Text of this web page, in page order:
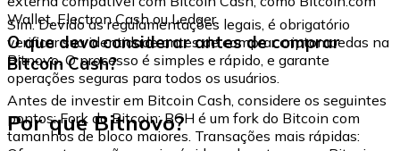
Wallet, Electron Cash ou Ledger.
Sim. Devido às regulamentações legais, é obrigatório
verificar sua identidade antes de comprar criptomoedas na
Bitnovo. O processo é simples e rápido, e garante
operações seguras para todos os usuários.
O que devo considerar antes de comprar
Bitcoin Cash?
Antes de investir em Bitcoin Cash, considere os seguintes
pontos: Fork do Bitcoin: BCH é um fork do Bitcoin com
tamanhos de bloco maiores. Transações mais rápidas:
Por que Bitnovo?